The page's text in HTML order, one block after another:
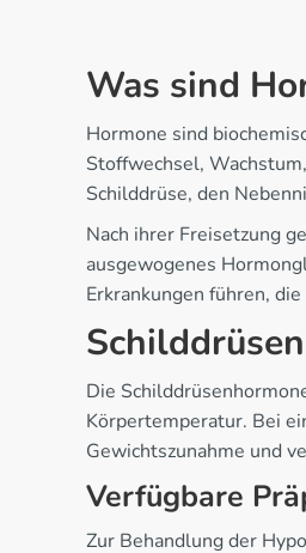
Was sind
Hormone sind
Stoffwechsel,
Schilddrüse, den
Nach ihrer Freisetzung
ausgewogenes
Erkrankungen führen,
Die
Körpertemperatur. Bei
Gewichtszunahme und
Verfügbare
Zur Behandlung der